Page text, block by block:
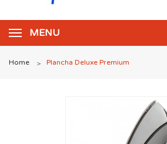
MENU
Home > Plancha Deluxe Premium